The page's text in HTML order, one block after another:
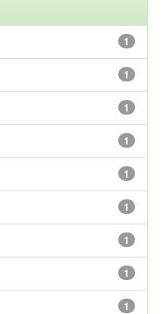
1
1
1
1
1
1
1
1
1